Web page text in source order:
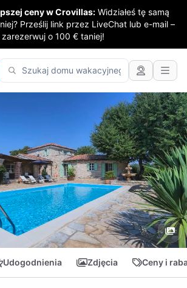
ceny w Crovillas: Widziałeś tę samą
Prześlij link przez LiveChat lub e-mail –
zarezerwuj o 100 € taniej!
Udogodnienia Zdjęcia Ceny i